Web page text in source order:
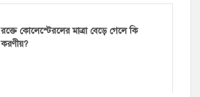
রক্তে কোলেস্টেরলের মাত্রা বেড়ে গেলে কি
করণীয়?